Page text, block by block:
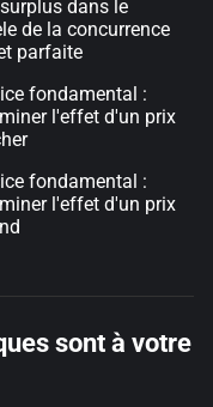
dans le
de la concurrence
parfaite
fondamental :
l'effet d'un prix
fondamental :
l'effet d'un prix
sont à votre